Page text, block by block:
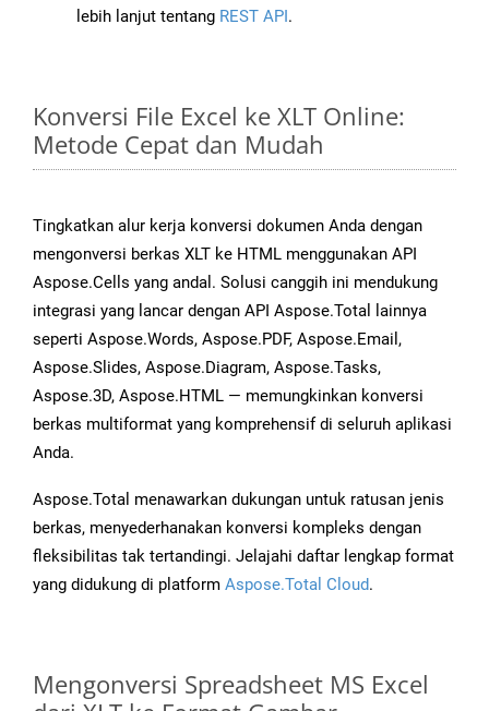
lebih lanjut tentang REST API.
Konversi File Excel ke XLT Online:
Metode Cepat dan Mudah
Tingkatkan alur kerja konversi dokumen Anda dengan
mengonversi berkas XLT ke HTML menggunakan API
Aspose.Cells yang andal. Solusi canggih ini mendukung
integrasi yang lancar dengan API Aspose.Total lainnya
seperti Aspose.Words, Aspose.PDF, Aspose.Email,
Aspose.Slides, Aspose.Diagram, Aspose.Tasks,
Aspose.3D, Aspose.HTML — memungkinkan konversi
berkas multiformat yang komprehensif di seluruh aplikasi
Anda.
Aspose.Total menawarkan dukungan untuk ratusan jenis
berkas, menyederhanakan konversi kompleks dengan
fleksibilitas tak tertandingi. Jelajahi daftar lengkap format
yang didukung di platform Aspose.Total Cloud.
Mengonversi Spreadsheet MS Excel